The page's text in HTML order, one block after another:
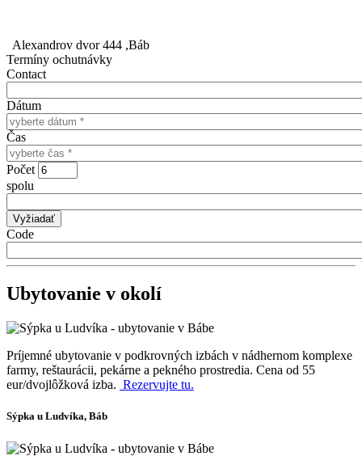
Alexandrov dvor 444 ,Báb
Termíny ochutnávky
Contact
Dátum
Čas
Počet
spolu
Code
Ubytovanie v okolí
Príjemné ubytovanie v podkrovných izbách v nádhernom komplexe
farmy, reštaurácii, pekárne a pekného prostredia. Cena od 55
eur/dvojlôžková izba. Rezervujte tu.
Sýpka u Ludvíka, Báb